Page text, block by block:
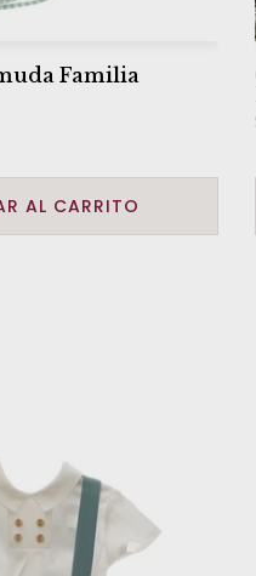
Familia
AL CARRITO